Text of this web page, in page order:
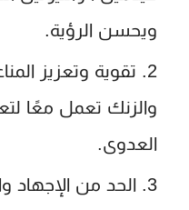
ويحسن الرؤية.
تقوية وتعزيز
والزنك تعمل معًا
العدوى.
الحد من الإجهاد